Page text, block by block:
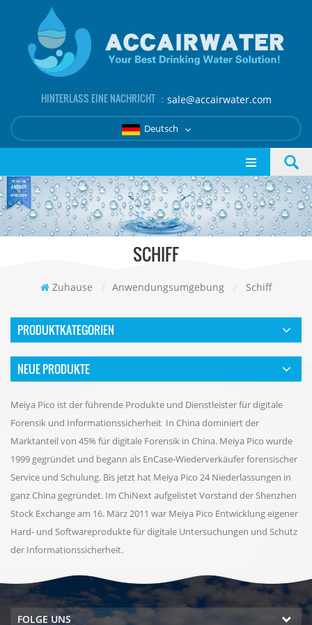
HINTERLASS EINE NACHRICHT ： sale@accairwater.com
Deutsch
SCHIFF
Zuhause / Anwendungsumgebung / Schiff
PRODUKTKATEGORIEN
NEUE PRODUKTE
Meiya Pico ist der führende Produkte und Dienstleister für digitale
Forensik und Informationssicherheit In China dominiert der
Marktanteil von 45% für digitale Forensik in China. Meiya Pico wurde
1999 gegründet und begann als EnCase-Wiederverkäufer forensischer
Service und Schulung. Bis jetzt hat Meiya Pico 24 Niederlassungen in
ganz China gegründet. Im ChiNext aufgelistet Vorstand der Shenzhen
Stock Exchange am 16. März 2011 war Meiya Pico Entwicklung eigener
Hard- und Softwareprodukte für digitale Untersuchungen und Schutz
der Informationssicherheit.
FOLGE UNS